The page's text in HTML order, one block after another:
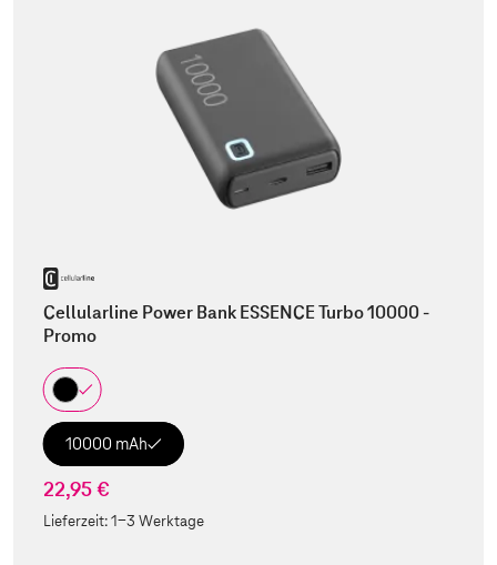
Cellularline Power Bank ESSENCE Turbo 10000 -
Promo
10000 mAh
22,95 €
Lieferzeit:1-3 Werktage